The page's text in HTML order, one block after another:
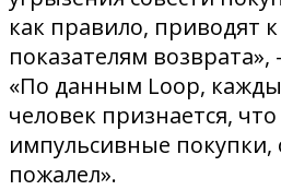
как правило, приводят
показателям
«По данным Loop,
человек признается,
импульсивные
пожалел».